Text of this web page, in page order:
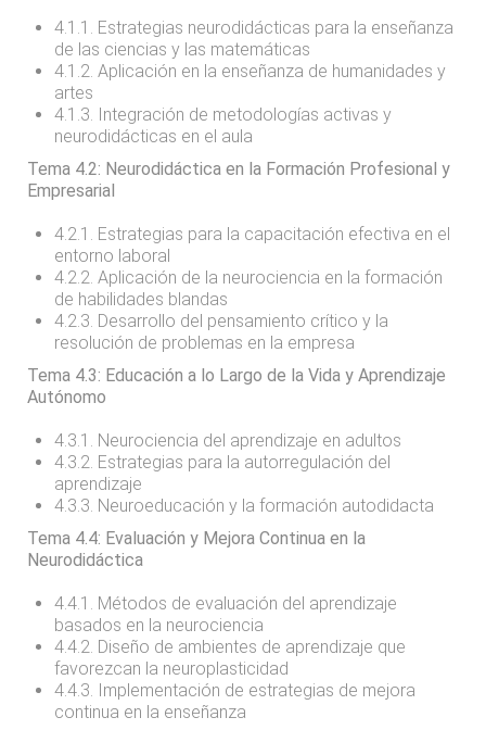
4.1.1. Estrategias neurodidácticas para la enseñanza
de las ciencias y las matemáticas
4.1.2. Aplicación en la enseñanza de humanidades y
artes
4.1.3. Integración de metodologías activas y
neurodidácticas en el aula
Tema 4.2: Neurodidáctica en la Formación Profesional y
Empresarial
4.2.1. Estrategias para la capacitación efectiva en el
entorno laboral
4.2.2. Aplicación de la neurociencia en la formación
de habilidades blandas
4.2.3. Desarrollo del pensamiento crítico y la
resolución de problemas en la empresa
Tema 4.3: Educación a lo Largo de la Vida y Aprendizaje
Autónomo
4.3.1. Neurociencia del aprendizaje en adultos
4.3.2. Estrategias para la autorregulación del
aprendizaje
4.3.3. Neuroeducación y la formación autodidacta
Tema 4.4: Evaluación y Mejora Continua en la
Neurodidáctica
4.4.1. Métodos de evaluación del aprendizaje
basados en la neurociencia
4.4.2. Diseño de ambientes de aprendizaje que
favorezcan la neuroplasticidad
4.4.3. Implementación de estrategias de mejora
continua en la enseñanza